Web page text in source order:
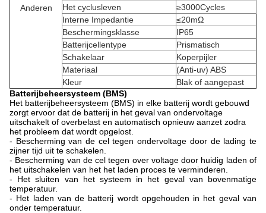
Anderen
Het cyclusleven
≥3000Cycles
Interne Impedantie
≤20mΩ
Beschermingsklasse
IP65
Batterijcellentype
Prismatisch
Schakelaar
Koperpijler
Materiaal
(Anti-uv) ABS
Kleur
Blak of aangepast
Batterijbeheersysteem (BMS)
Het batterijbeheersysteem (BMS) in elke batterij wordt gebouwd
zorgt ervoor dat de batterij in het geval van ondervoltage
uitschakelt of overbelast en automatisch opnieuw aanzet zodra
het probleem dat wordt opgelost.
- Bescherming van de cel tegen ondervoltage door de lading te
zijner tijd uit te schakelen.
- Bescherming van de cel tegen over voltage door huidig laden of
het uitschakelen van het het laden proces te verminderen.
- Het sluiten van het systeem in het geval van bovenmatige
temperatuur.
- Het laden van de batterij wordt opgehouden in het geval van
onder temperatuur.